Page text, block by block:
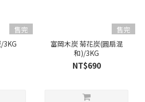
售完
3KG
售完
富岡木炭 菊花炭(圓扇混
和)/3KG
NT$690